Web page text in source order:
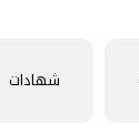
شهادات